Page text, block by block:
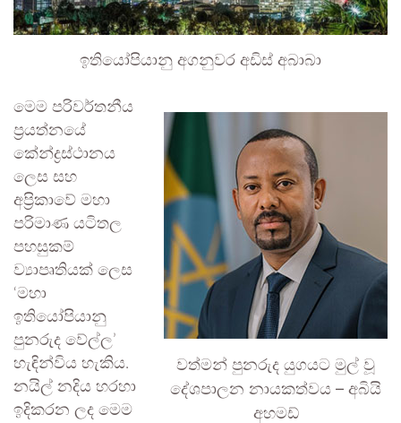
ඉතියෝපියානු අගනුවර අඩිස් අබාබා
වත්මන් පුනරුද යුගයට මුල් වූ
දේශපාලන නායකත්වය – අබියි
අහමඩ්
මෙම පරිවර්තනීය
ප්‍රයත්නයේ
කේන්ද්‍රස්ථානය
ලෙස සහ
අප්‍රිකාවේ මහා
පරිමාණ යටිතල
පහසුකම්
ව්‍යාපෘතියක් ලෙස
‘මහා
ඉතියෝපියානු
පුනරුද වේල්ල’
හැඳින්විය හැකිය.
නයිල් නදිය හරහා
ඉදිකරන ලද මෙම